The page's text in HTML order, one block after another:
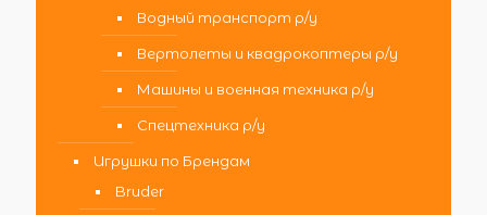
Водный транспорт р/у
Вертолеты и квадрокоптеры р/у
Машины и военная техника р/у
Спецтехника р/у
Игрушки по Брендам
Bruder